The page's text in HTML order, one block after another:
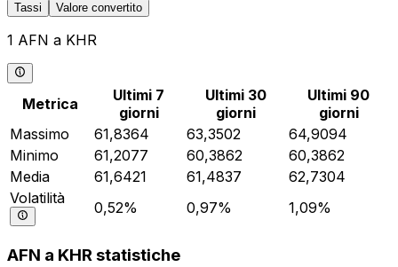
Tassi Valore convertito
1 AFN a KHR
Metrica
Ultimi 7
giorni
Ultimi 30
giorni
Ultimi 90
giorni
Massimo
61,8364 63,3502
64,9094
Minimo
61,2077 60,3862
60,3862
Media
61,6421 61,4837
62,7304
Volatilità
0,52% 0,97% 1,09%
AFN a KHR statistiche